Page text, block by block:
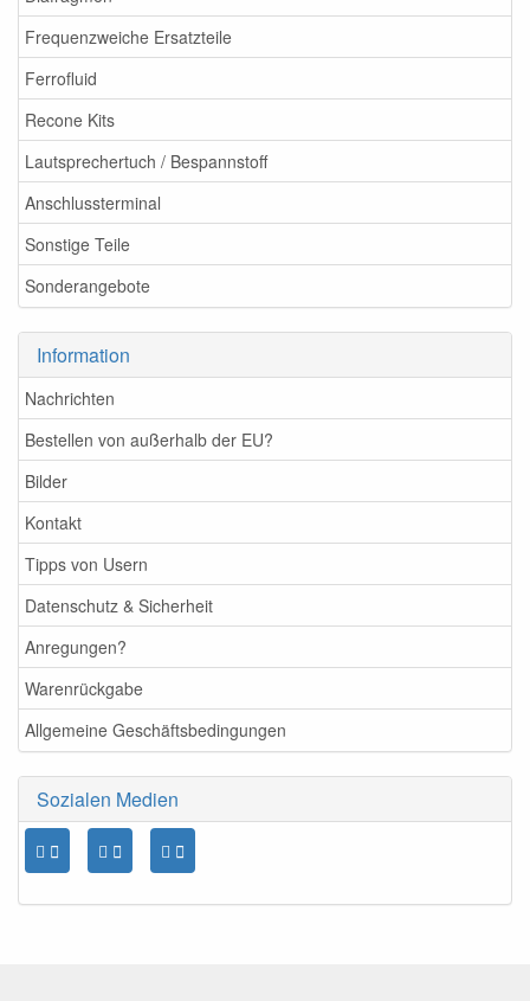
Frequenzweiche Ersatzteile
Ferrofluid
Recone Kits
Lautsprechertuch / Bespannstoff
Anschlussterminal
Sonstige Teile
Sonderangebote
Information
Nachrichten
Bestellen von außerhalb der EU?
Bilder
Kontakt
Tipps von Usern
Datenschutz & Sicherheit
Anregungen?
Warenrückgabe
Allgemeine Geschäftsbedingungen
Sozialen Medien